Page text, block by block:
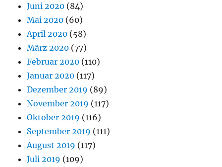
Juni 2020 (84)
Mai 2020 (60)
April 2020 (58)
März 2020 (77)
Februar 2020 (110)
Januar 2020 (117)
Dezember 2019 (89)
November 2019 (117)
Oktober 2019 (116)
September 2019 (111)
August 2019 (117)
Juli 2019 (109)